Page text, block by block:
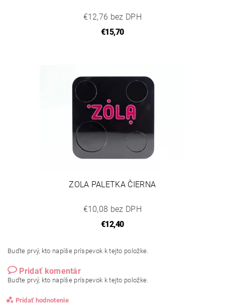
€12,76 bez DPH
€15,70
ZOLA PALETKA ČIERNA
€10,08 bez DPH
€12,40
Buďte prvý, kto napíše príspevok k tejto položke.
Pridať komentár
Buďte prvý, kto napíše príspevok k tejto položke.
Pridať hodnotenie